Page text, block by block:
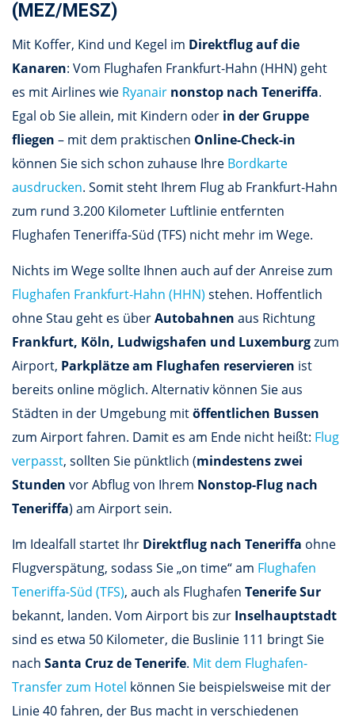
(MEZ/MESZ)
Mit Koffer, Kind und Kegel im Direktflug auf die
Kanaren: Vom Flughafen Frankfurt-Hahn (HHN) geht
es mit Airlines wie Ryanair nonstop nach Teneriffa.
Egal ob Sie allein, mit Kindern oder in der Gruppe
fliegen – mit dem praktischen Online-Check-in
können Sie sich schon zuhause Ihre Bordkarte
ausdrucken. Somit steht Ihrem Flug ab Frankfurt-Hahn
zum rund 3.200 Kilometer Luftlinie entfernten
Flughafen Teneriffa-Süd (TFS) nicht mehr im Wege.
Nichts im Wege sollte Ihnen auch auf der Anreise zum
Flughafen Frankfurt-Hahn (HHN) stehen. Hoffentlich
ohne Stau geht es überAutobahnen aus Richtung
Frankfurt, Köln, Ludwigshafen und Luxemburgzum
Airport, Parkplätze am Flughafen reservieren ist
bereits online möglich. Alternativ können Sie aus
Städten in der Umgebung mitöffentlichen Bussen
zum Airport fahren. Damit es am Ende nicht heißt: Flug
verpasst, sollten Sie pünktlich (mindestens zwei
Stunden vor Abflug von Ihrem Nonstop-Flug nach
Teneriffa) am Airport sein.
Im Idealfall startet Ihr Direktflug nach Teneriffa ohne
Flugverspätung, sodass Sie „on time“ am Flughafen
Teneriffa-Süd (TFS), auch als Flughafen Tenerife Sur
bekannt, landen. Vom Airport bis zur Inselhauptstadt
sind es etwa 50 Kilometer, die Buslinie 111 bringt Sie
nach Santa Cruz de Tenerife. Mit dem Flughafen-
Transfer zum Hotel können Sie beispielsweise mit der
Linie 40 fahren, der Bus macht in verschiedenen